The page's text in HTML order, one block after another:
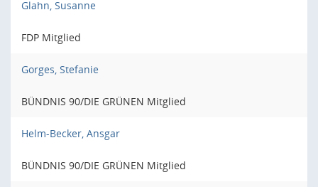
Glahn, Susanne
FDP Mitglied
Gorges, Stefanie
BÜNDNIS 90/DIE GRÜNEN Mitglied
Helm-Becker, Ansgar
BÜNDNIS 90/DIE GRÜNEN Mitglied